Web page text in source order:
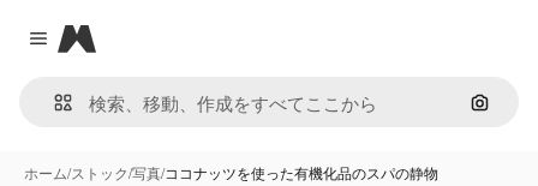
Close menu
Magnific
画像で
ホーム/ストック/写真/ココナッツを使った有機化品のスパの静物